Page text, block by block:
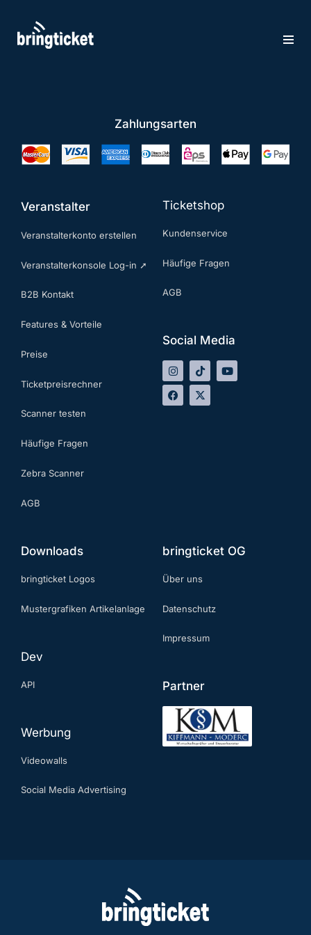
Zum
Zahlungsarten
Veranstalter
Veranstalterkonto erstellen
Veranstalterkonsole Log-in ➚
B2B Kontakt
Features & Vorteile
Preise
Ticketpreisrechner
Scanner testen
Häufige Fragen
Zebra Scanner
AGB
Ticketshop
Kundenservice
Häufige Fragen
AGB
Social Media
Downloads
bringticket Logos
Mustergrafiken Artikelanlage
Dev
API
Werbung
Videowalls
Social Media Advertising
bringticket OG
Über uns
Datenschutz
Impressum
Partner